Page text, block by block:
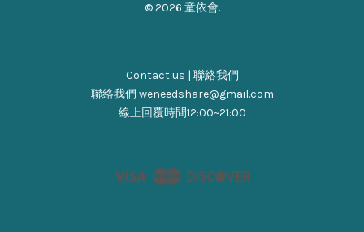
© 2026 童依會.
Contact us | 聯絡我們
聯絡我們 weneedshare@gmail.com
線上回覆時間12:00~21:00
Visa Master